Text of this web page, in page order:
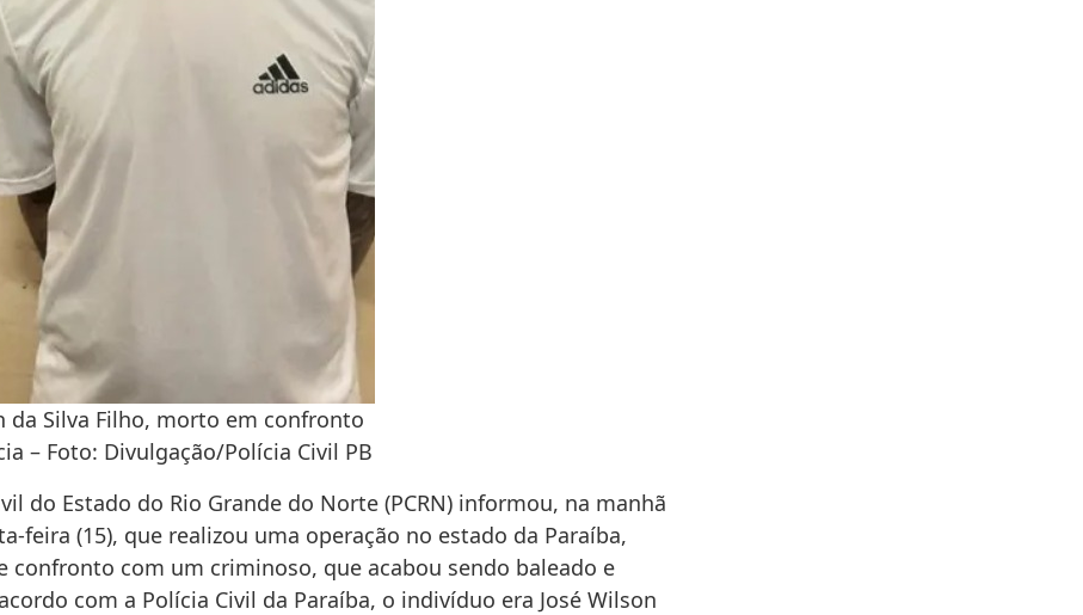
da Silva Filho, morto em confronto
– Foto: Divulgação/Polícia Civil PB
do Estado do Rio Grande do Norte (PCRN) informou, na manhã
feira (15), que realizou uma operação no estado da Paraíba,
confronto com um criminoso, que acabou sendo baleado e
com a Polícia Civil da Paraíba, o indivíduo era José Wilson